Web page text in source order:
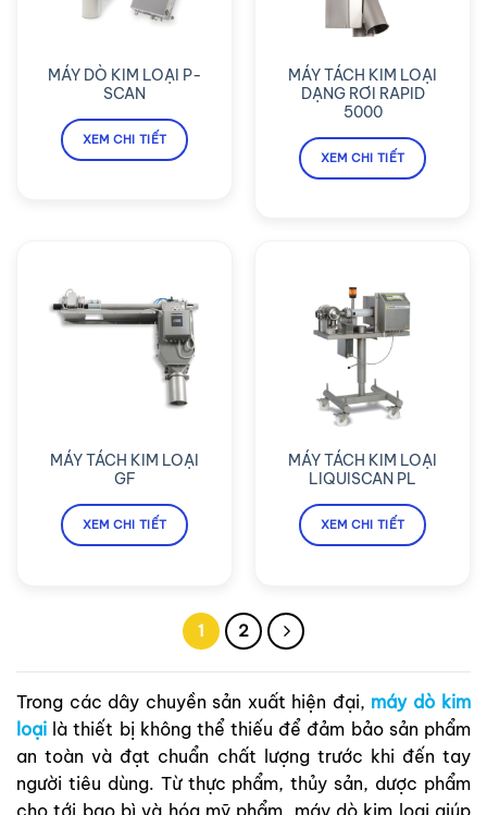
MÁY DÒ KIM LOẠI P-
SCAN
XEM CHI TIẾT
MÁY TÁCH KIM LOẠI
DẠNG RƠI RAPID
5000
XEM CHI TIẾT
MÁY TÁCH KIM LOẠI
GF
XEM CHI TIẾT
MÁY TÁCH KIM LOẠI
LIQUISCAN PL
XEM CHI TIẾT
1 2
Trong các dây chuyền sản xuất hiện đại, máy dò kim
loại là thiết bị không thể thiếu để đảm bảo sản phẩm
an toàn và đạt chuẩn chất lượng trước khi đến tay
người tiêu dùng. Từ thực phẩm, thủy sản, dược phẩm
cho tới bao bì và hóa mỹ phẩm, máy dò kim loại giúp